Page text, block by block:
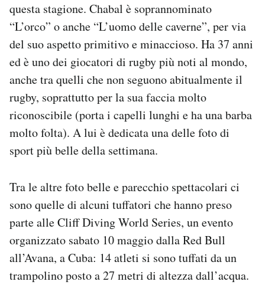
Area Personale
Newsletter
Notifiche mobile
Regala il Post
Hai bisogno di aiuto?
Esci
questa stagione. Chabal è soprannominato
“L’orco” o anche “L’uomo delle caverne”, per via
del suo aspetto primitivo e minaccioso. Ha 37 anni
ed è uno dei giocatori di rugby più noti al mondo,
anche tra quelli che non seguono abitualmente il
rugby, soprattutto per la sua faccia molto
riconoscibile (porta i capelli lunghi e ha una barba
molto folta). A lui è dedicata una delle foto di
sport più belle della settimana.
Tra le altre foto belle e parecchio spettacolari ci
sono quelle di alcuni tuffatori che hanno preso
parte alle Cliff Diving World Series, un evento
organizzato sabato 10 maggio dalla Red Bull
all’Avana, a Cuba: 14 atleti si sono tuffati da un
trampolino posto a 27 metri di altezza dall’acqua.